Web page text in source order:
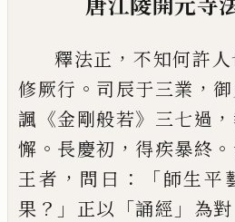
釋法正 ， 不知何許人
修厥行 。 司辰于三業 ，
諷 《金剛般若》 三七過 ，
懈 。 長慶初 ， 得疾暴終 。
王者 ， 問曰 ： 「師生平
果 ？」 正以 「誦經 」 為對